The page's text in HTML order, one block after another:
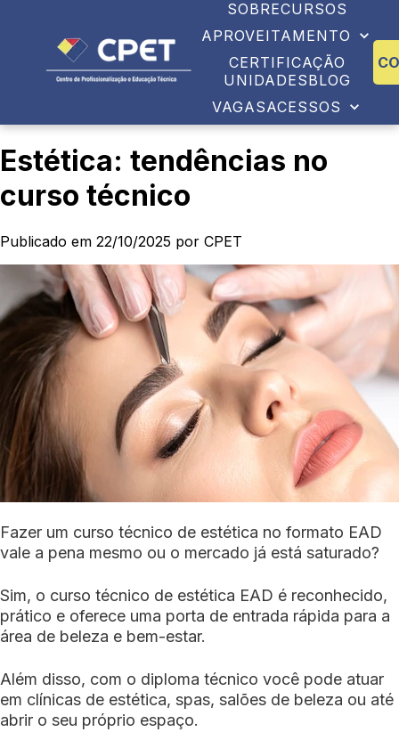
SOBRECURSOS
APROVEITAMENTO
CERTIFICAÇÃO
UNIDADESBLOG
VAGASACESSOS
Estética: tendências no
curso técnico
Publicado em 22/10/2025 por CPET
Fazer um curso técnico de estética no formato EAD
vale a pena mesmo ou o mercado já está saturado?
Sim, o curso técnico de estética EAD é reconhecido,
prático e oferece uma porta de entrada rápida para a
área de beleza e bem-estar.
Além disso, com o diploma técnico você pode atuar
em clínicas de estética, spas, salões de beleza ou até
abrir o seu próprio espaço.